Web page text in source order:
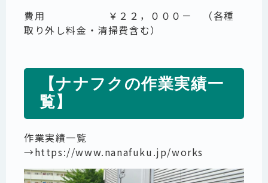
費用 ￥２２，０００－ （各種
取り外し料金・清掃費含む）
【ナナフクの作業実績一
覧】
作業実績一覧
→https://www.nanafuku.jp/works